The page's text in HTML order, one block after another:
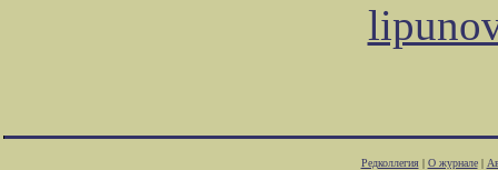
Редколлегия| О журнале|